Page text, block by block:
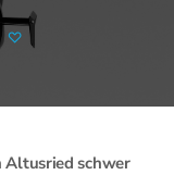
Altusried schwer